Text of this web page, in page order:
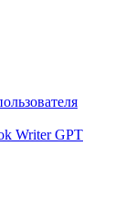
Writer GPT